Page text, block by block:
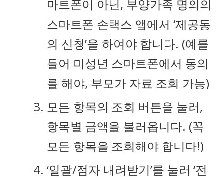
마트폰이 아닌, 부양가족 명의의
스마트폰 손택스 앱에서 ‘제공동
의 신청’을 하여야 합니다. (예를
들어 미성년 스마트폰에서 동의
를 해야, 부모가 자료 조회 가능)
모든 항목의 조회 버튼을 눌러,
항목별 금액을 불러옵니다. (꼭
모든 항목을 조회해야 합니다!)
‘일괄/점자 내려받기’를 눌러 ‘전